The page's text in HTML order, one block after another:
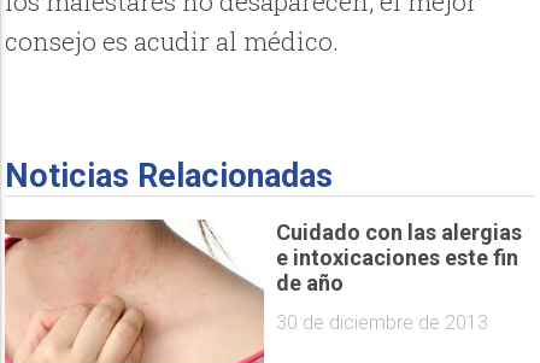
consejo es acudir al médico.
Noticias Relacionadas
Cuidado con las alergias
e intoxicaciones este fin
de año
30 de diciembre de 2013